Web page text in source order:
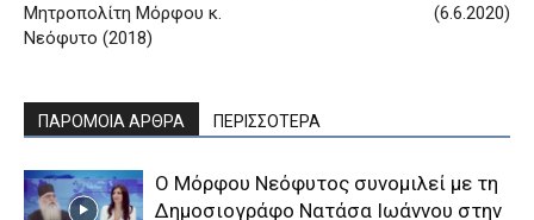
Μητροπολίτη Μόρφου κ.
Νεόφυτο (2018)
(6.6.2020)
ΠΑΡΟΜΟΙΑ ΑΡΘΡΑ ΠΕΡΙΣΣΟΤΕΡΑ
Ο Μόρφου Νεόφυτος συνομιλεί με τη
Δημοσιογράφο Νατάσα Ιωάννου στην